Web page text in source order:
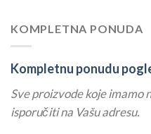
KOMPLETNA PONUDA
Kompletnu ponudu
Sve proizvode koje imamo
isporučiti na Vašu adresu.